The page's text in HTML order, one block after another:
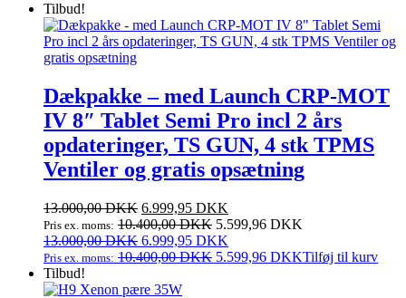
Tilbud!
Dækpakke – med Launch CRP-MOT
IV 8″ Tablet Semi Pro incl 2 års
opdateringer, TS GUN, 4 stk TPMS
Ventiler og gratis opsætning
13.000,00DKK Den
oprindelige
pris
var:
6.999,95 DKK
aktuelle
er:
Pris ex. moms: 10.400,00DKK 5.599,96 DKK
13.000,00DKK Den
oprindelige
var:
6.999,95 DKK
aktuelle
Pris ex. moms: 10.400,00DKK 5.599,96 DKKTilføj til kurv
Tilbud!